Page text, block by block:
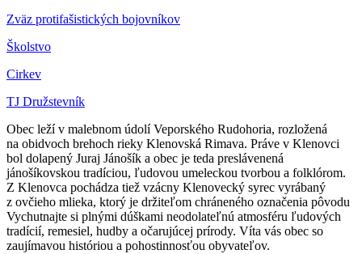
Zväz protifašistických bojovníkov
Školstvo
Cirkev
TJ Družstevník
Obec leží v malebnom údolí Veporského Rudohoria, rozložená
na obidvoch brehoch rieky Klenovská Rimava. Práve v Klenovci
bol dolapený Juraj Jánošík a obec je teda preslávenená
jánošíkovskou tradíciou, ľudovou umeleckou tvorbou a folklórom.
Z Klenovca pochádza tiež vzácny Klenovecký syrec vyrábaný
z ovčieho mlieka, ktorý je držiteľom chráneného označenia pôvodu
Vychutnajte si plnými dúškami neodolateľnú atmosféru ľudových
tradícií, remesiel, hudby a očarujúcej prírody. Víta vás obec so
zaujímavou históriou a pohostinnosťou obyvateľov.